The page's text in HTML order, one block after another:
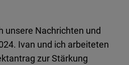
unsere Nachrichten und
Ivan und ich arbeiteten
zur Stärkung